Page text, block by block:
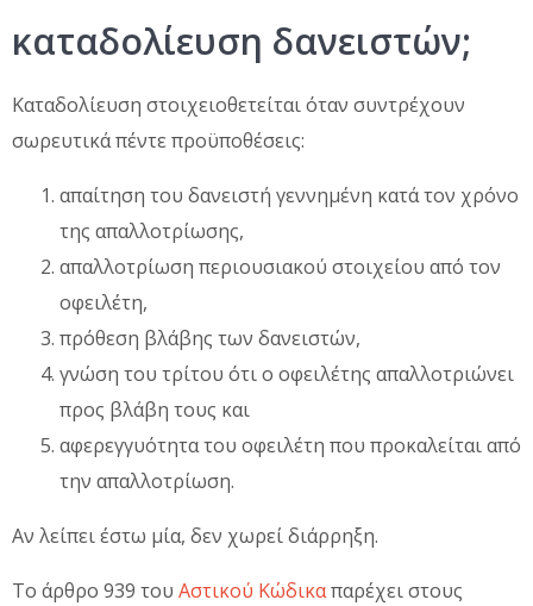
καταδολίευση δανειστών;
Καταδολίευση στοιχειοθετείται όταν συντρέχουν
σωρευτικά πέντε προϋποθέσεις:
απαίτηση του δανειστή γεννημένη κατά τον χρόνο
της απαλλοτρίωσης,
απαλλοτρίωση περιουσιακού στοιχείου από τον
οφειλέτη,
πρόθεση βλάβης των δανειστών,
γνώση του τρίτου ότι ο οφειλέτης απαλλοτριώνει
προς βλάβη τους και
αφερεγγυότητα του οφειλέτη που προκαλείται από
την απαλλοτρίωση.
Αν λείπει έστω μία, δεν χωρεί διάρρηξη.
Το άρθρο 939 του Αστικού Κώδικαπαρέχει στους